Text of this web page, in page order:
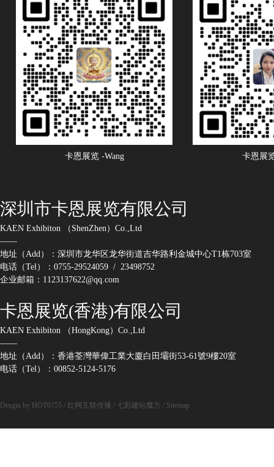
卡恩展览 -Wang 卡恩展
深圳市卡恩展览有限公司
KAEN Exhibiton （ShenZhen）Co.,Ltd
——
地址（Add）：深圳市龙华区龙华街道吉华路利金城中心T1栋703室
电话（Tel）：0755-29524059 / 23498752
企业邮箱：1123137622@qq.com
卡恩展览(香港)有限公司
KAEN Exhibiton （HongKong）Co.,Ltd
——
地址（Add）：香港荃灣華偉工業大廈白田壩街53-61號9樓20室
电话（Tel）：00852-5124-5176
Desgin by HOT0755 / 红网互联传播 / 七彩建站魔方 / Sitemap